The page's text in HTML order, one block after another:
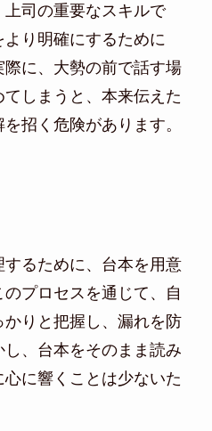
上司の重要なスキルで
り明確にするために
に、大勢の前で話す場
しまうと、本来伝えた
招く危険があります。
るために、台本を用意
プロセスを通じて、自
りと把握し、漏れを防
、台本をそのまま読み
に響くことは少ないた